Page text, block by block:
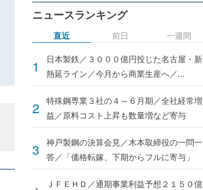
ニュースランキング
直近
日本製鉄／３０００億円投じた名古屋・新
熱延ライン／今月から商業生産へ／...
特殊鋼専業３社の４～６月期／全社経常増
益／原料コスト上昇も数量増など寄与
神戸製鋼の決算会見／木本取締役の一問一
答／「価格転嫁、下期からフルに寄与」
ＪＦＥＨＤ／通期事業利益予想２１５０億
前日 一週間